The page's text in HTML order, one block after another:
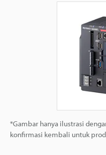
*Gambar hanya ilustrasi
konfirmasi kembali untuk